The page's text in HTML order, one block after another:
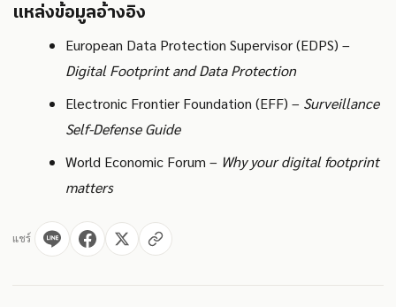
แหล่งข้อมูลอ้างอิง
European Data Protection Supervisor (EDPS) –
Digital Footprint and Data Protection
Electronic Frontier Foundation (EFF) – Surveillance
Self-Defense Guide
World Economic Forum – Why your digital footprint
matters
แชร์